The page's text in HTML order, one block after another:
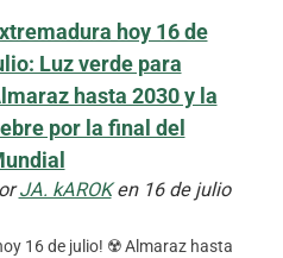
hoy 16 de
Luz verde para
hasta 2030 y la
por la final del
JA. kAROKen 16 de julio
16 de julio! ☢️ Almaraz hasta